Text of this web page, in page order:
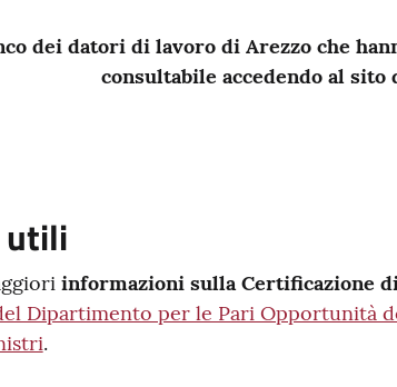
dei datori di lavoro di Arezzo che
consultabile accedendo al sito
utili
informazioni sulla Certificazione
Dipartimento per le Pari Opportunità
.